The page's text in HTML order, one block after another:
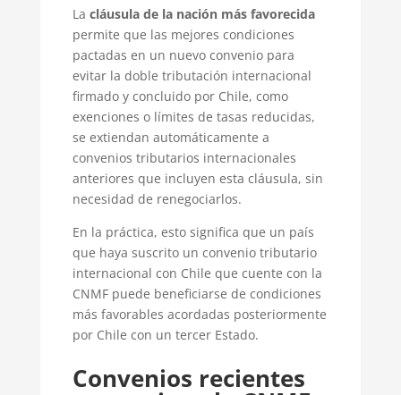
La cláusula de la nación más favorecida
permite que las mejores condiciones
pactadas en un nuevo convenio para
evitar la doble tributación internacional
firmado y concluido por Chile, como
exenciones o límites de tasas reducidas,
se extiendan automáticamente a
convenios tributarios internacionales
anteriores que incluyen esta cláusula, sin
necesidad de renegociarlos.
En la práctica, esto significa que un país
que haya suscrito un convenio tributario
internacional con Chile que cuente con la
CNMF puede beneficiarse de condiciones
más favorables acordadas posteriormente
por Chile con un tercer Estado.
Convenios recientes